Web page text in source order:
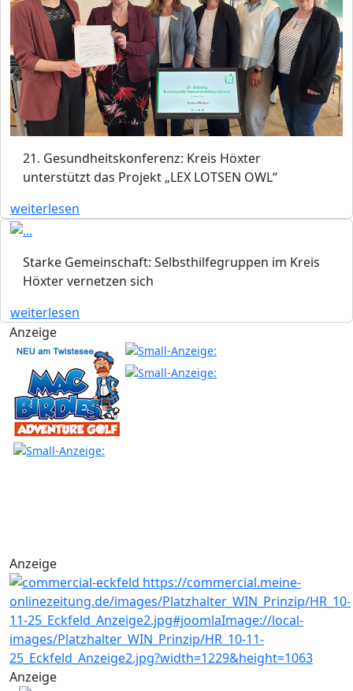
21. Gesundheitskonferenz: Kreis Höxter
unterstützt das Projekt „LEX LOTSEN OWL“
weiterlesen
Starke Gemeinschaft: Selbsthilfegruppen im Kreis
Höxter vernetzen sich
weiterlesen
Anzeige
Anzeige
Anzeige